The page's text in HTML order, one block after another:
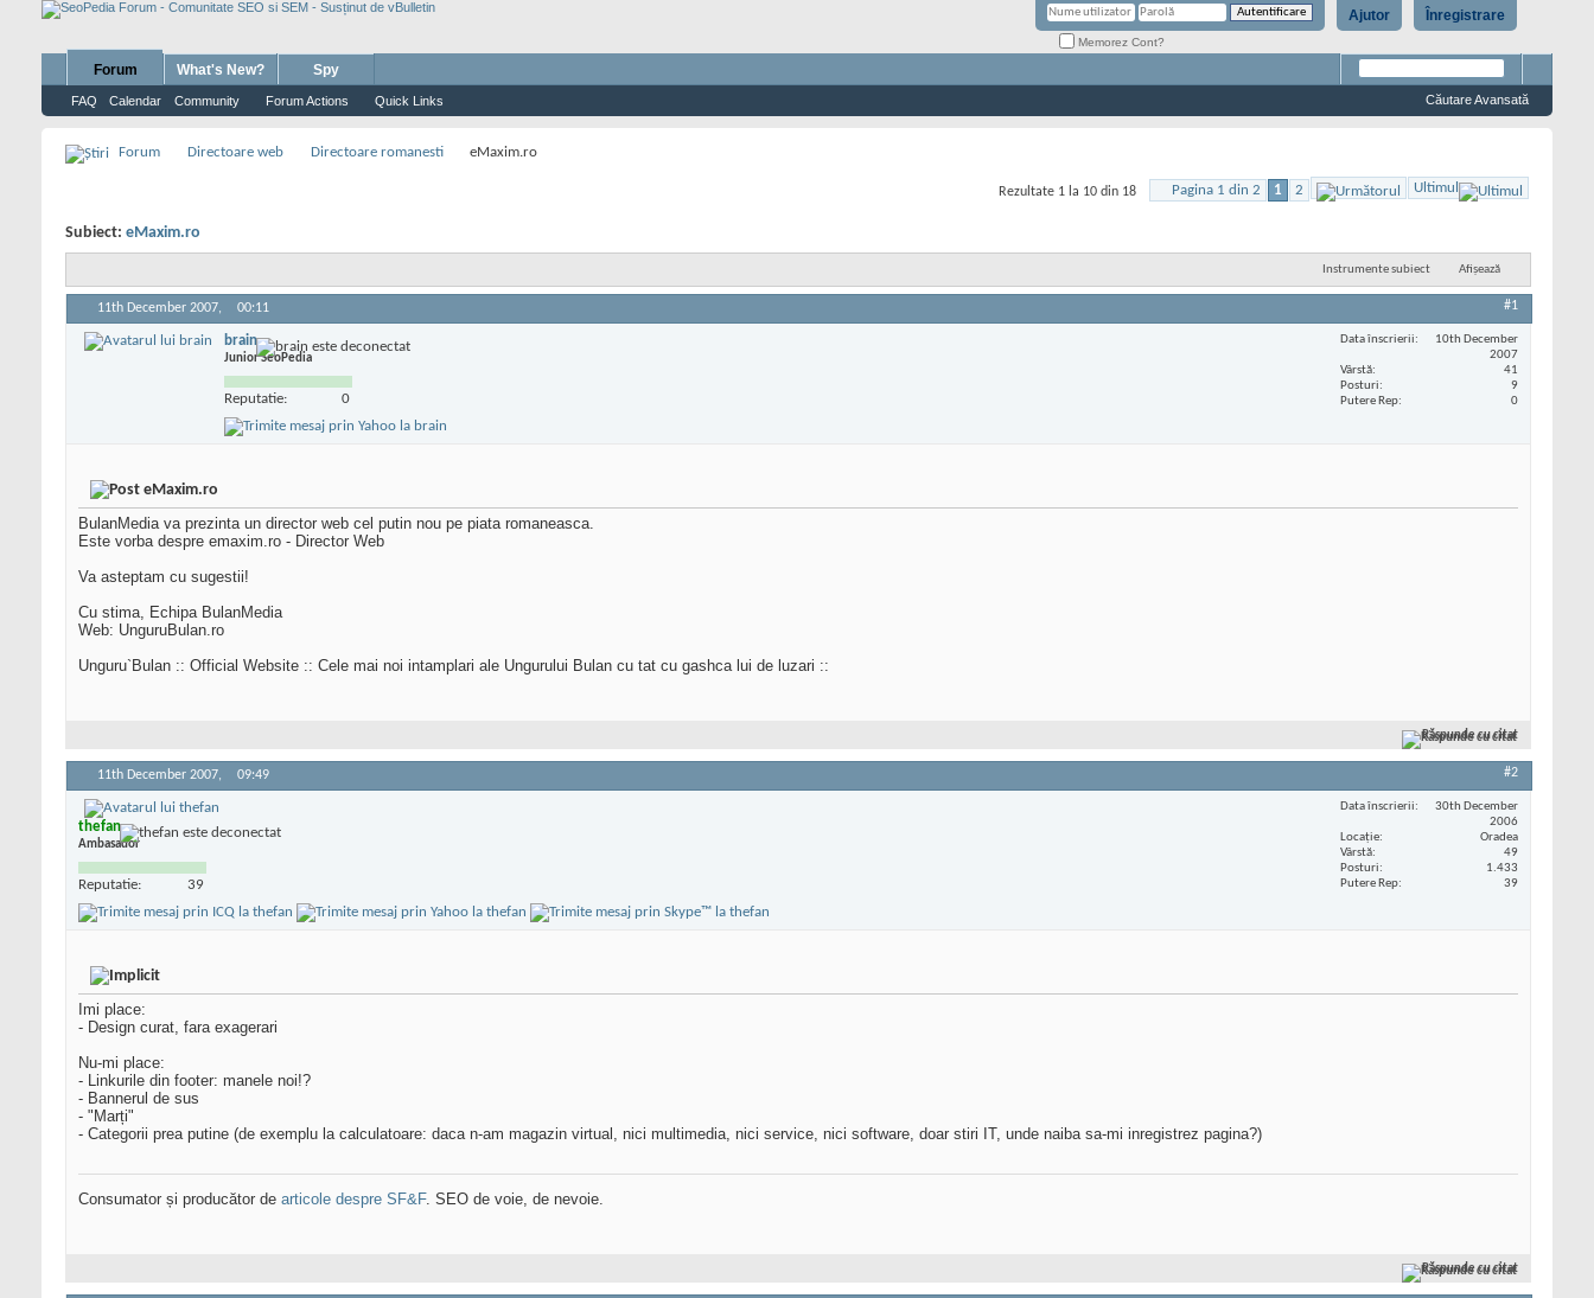
Înregistrare
Ajutor
Memorez Cont?
Forum
FAQ Calendar Community Forum Actions Quick Links
What's New? Spy
Căutare Avansată
Forum Directoare web Directoare romanesti eMaxim.ro
Pagina 1 din 2 1 2 Ultimul
Rezultate 1 la 10 din 18
Subiect: eMaxim.ro
Instrumente subiect Afișează
11th December 2007, 00:11 #1
brain
Junior SeoPedia
Reputatie: 0
Data înscrierii
10th December
2007
Vârstă
41
Posturi
9
Putere Rep
0
eMaxim.ro
BulanMedia va prezinta un director web cel putin nou pe piata romaneasca.
Este vorba despre emaxim.ro - Director Web
Va asteptam cu sugestii!
Cu stima, Echipa BulanMedia
Web: UnguruBulan.ro
Unguru`Bulan :: Official Website :: Cele mai noi intamplari ale Ungurului Bulan cu tat cu gashca lui de luzari ::
Răspunde cu citat
11th December 2007, 09:49 #2
thefan
Ambasador
Reputatie: 39
Data înscrierii
30th December
2006
Locaţie
Oradea
Vârstă
49
Posturi
1.433
Putere Rep
39
Imi place:
- Design curat, fara exagerari
Nu-mi place:
- Linkurile din footer: manele noi!?
- Bannerul de sus
- "Marți"
- Categorii prea putine (de exemplu la calculatoare: daca n-am magazin virtual, nici multimedia, nici service, nici software, doar stiri IT, unde naiba sa-mi inregistrez pagina?)
Consumator și producător de articole despre SF&F. SEO de voie, de nevoie.
Răspunde cu citat